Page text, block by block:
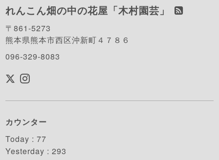
れんこん畑の中の花屋「木村園芸」
〒861-5273
熊本県熊本市西区沖新町４７８６
096-329-8083
カウンター
Today :77
Yesterday :293